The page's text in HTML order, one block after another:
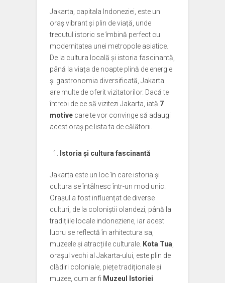
Jakarta, capitala Indoneziei, este un
oraș vibrant și plin de viață, unde
trecutul istoric se îmbină perfect cu
modernitatea unei metropole asiatice.
De la cultura locală și istoria fascinantă,
până la viața de noapte plină de energie
și gastronomia diversificată, Jakarta
are multe de oferit vizitatorilor. Dacă te
întrebi de ce să vizitezi Jakarta, iată 7
motive care te vor convinge să adaugi
acest oraș pe lista ta de călătorii.
Istoria și cultura fascinantă
Jakarta este un loc în care istoria și
cultura se întâlnesc într-un mod unic.
Orașul a fost influențat de diverse
culturi, de la coloniștii olandezi, până la
tradițiile locale indoneziene, iar acest
lucru se reflectă în arhitectura sa,
muzeele și atracțiile culturale. Kota Tua
orașul vechi al Jakarta-ului, este plin de
clădiri coloniale, piețe tradiționale și
muzee, cum ar fi Muzeul Istoriei